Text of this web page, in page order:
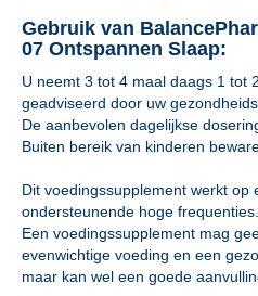
Gebruik van
07 Ontspannen Slaap:
U neemt 3 tot 4 maal daags 1 tot
geadviseerd door uw
De aanbevolen dagelijkse
Buiten bereik van kinderen
Dit voedingssupplement werkt op
ondersteunende hoge frequenties.
Een voedingssupplement mag
evenwichtige voeding en een
maar kan wel een goede